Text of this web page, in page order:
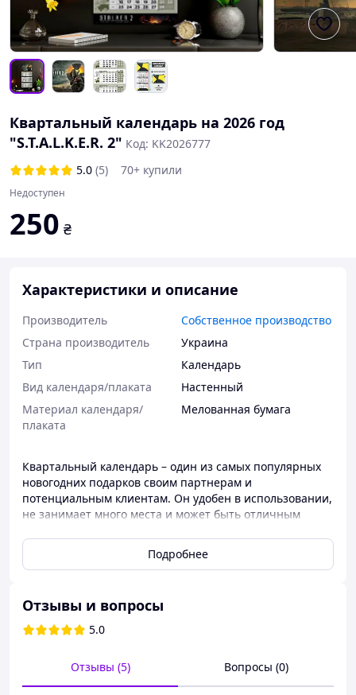
Квартальный календарь на 2026 год
"S.T.A.L.K.E.R. 2" Код: KK2026777
5.0 (5) 70+ купили
Недоступен
250 ₴
Характеристики и описание
Производитель
Собственное производство
Страна производитель
Украина
Тип
Календарь
Вид календаря/плаката
Настенный
Материал календаря/
плаката
Мелованная бумага
Квартальный календарь – один из самых популярных
новогодних подарков своим партнерам и
потенциальным клиентам. Он удобен в использовании,
не занимает много места и может быть отличным
календарь поможет в работе как бухгалтеру, так и
руководителю предприятия. Это отличный способ
Календарь состоит из верхнего плаката, трех блоков по
12 листов и нижнего плаката. Основание под
календарными блоками – мелованная бумага
указанием всех государственных праздников.
Подробнее
Отзывы и вопросы
5.0
Отзывы (5) Вопросы (0)